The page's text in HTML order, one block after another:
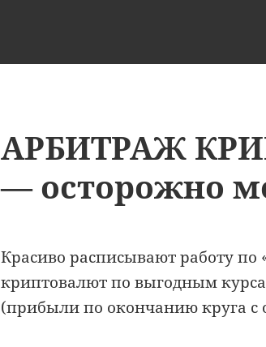
АРБИТРАЖ
— осторожно
Красиво расписывают работу по
криптовалют по выгодным
(прибыли по окончанию круга с